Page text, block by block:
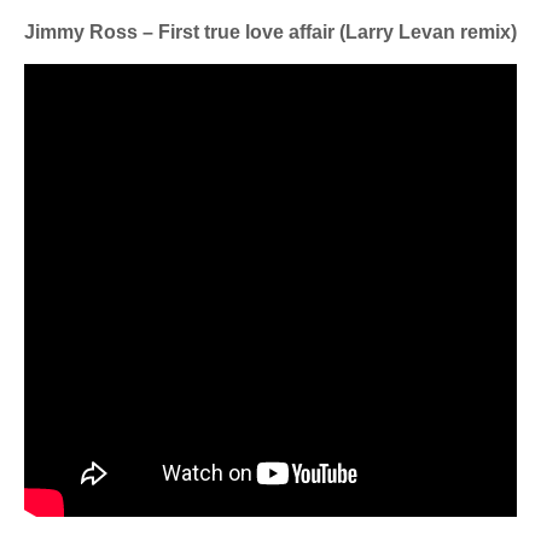
Jimmy Ross – First true love affair (Larry Levan remix)